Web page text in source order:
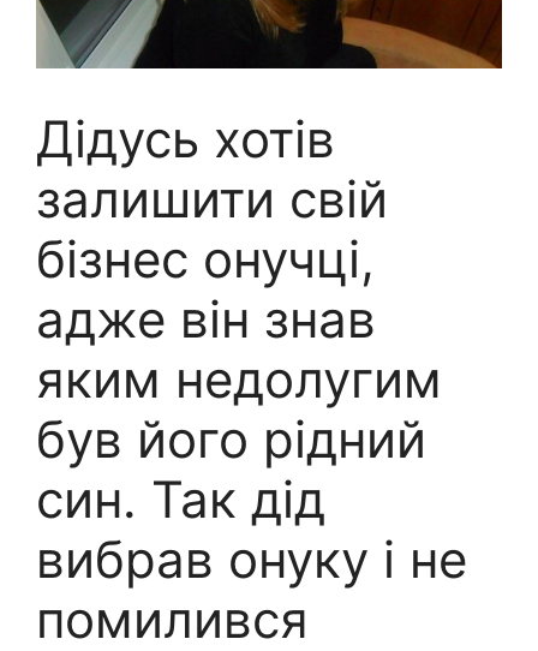
Дідусь хотів
залишити свій
бізнес онучці,
адже він знав
яким недолугим
був його рідний
син. Так дід
вибрав онуку і не
помилився